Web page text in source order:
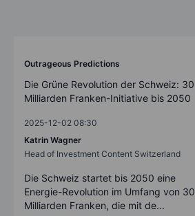
Outrageous Predictions
Die Grüne Revolution der Schweiz: 30
Milliarden Franken-Initiative bis 2050
2025-12-02 08:30
Katrin Wagner
Head of Investment Content Switzerland
Die Schweiz startet bis 2050 eine
Energie-Revolution im Umfang von 30
Milliarden Franken, die mit de...